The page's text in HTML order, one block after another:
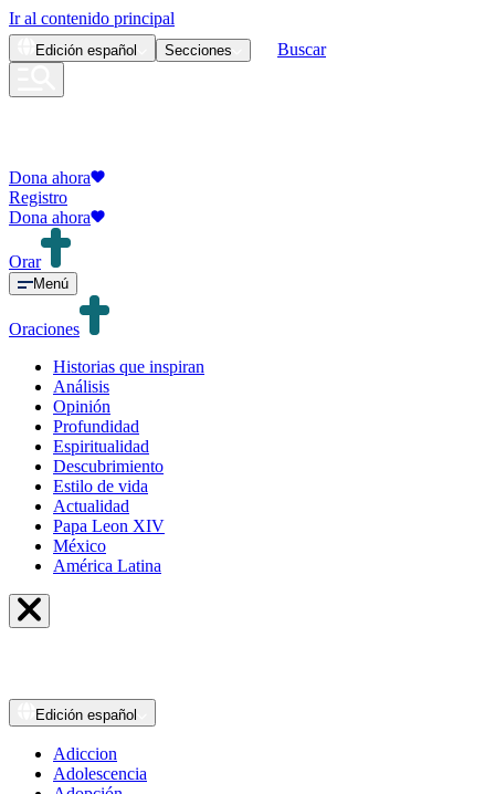
Ir al contenido principal
Edición español Secciones Buscar
Dona ahora
Registro
Dona ahora
Orar
Menú
Oraciones
Historias que inspiran
Análisis
Opinión
Profundidad
Espiritualidad
Descubrimiento
Estilo de vida
Actualidad
Papa Leon XIV
México
América Latina
Edición español
Adiccion
Adolescencia